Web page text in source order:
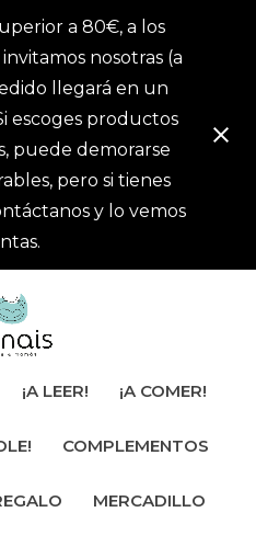
a 80€, a los
nosotras (a
llegará en un
escoges productos
puede demorarse
pero si tienes
y lo vemos
¡A LEER! ¡A COMER!
COMPLEMENTOS
MERCADILLO